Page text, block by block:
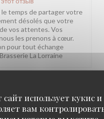
сайт использует кукис и
вам
le temps de partager votre
désolés que votre
vos attentes. Vos
les prenons à cœur.
pour tout échange
La Lorraine
2
4/5 МЕНЮ : 4/5 ЦЕНА /